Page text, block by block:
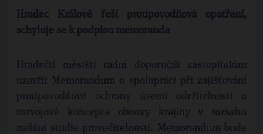
Hradec Králové řeší protipovodňová opatření,
schyluje se k podpisu memoranda
Hradečtí městští radní doporučili zastupitelům
uzavřít Memorandum o spolupráci při zajišťování
protipovodňové ochrany území udržitelnosti a
rozvojové koncepce obnovy krajiny v rozsahu
zadání studie proveditelnosti. Memorandum bude